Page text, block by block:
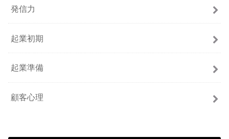
発信力
起業初期
起業準備
顧客心理